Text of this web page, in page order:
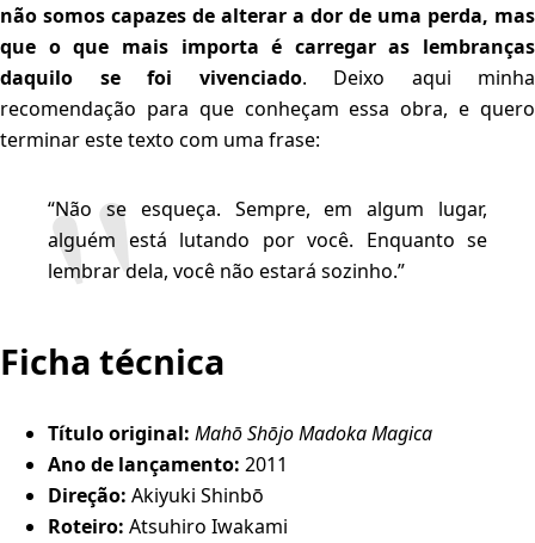
não somos capazes de alterar a dor de uma perda, mas
que o que mais importa é carregar as lembranças
daquilo se foi vivenciado. Deixo aqui minha
recomendação para que conheçam essa obra, e quero
terminar este texto com uma frase:
“Não se esqueça. Sempre, em algum lugar,
alguém está lutando por você. Enquanto se
lembrar dela, você não estará sozinho.”
Ficha técnica
Título original: Mahō Shōjo Madoka Magica
Ano de lançamento: 2011
Direção: Akiyuki Shinbō
Roteiro: Atsuhiro Iwakami